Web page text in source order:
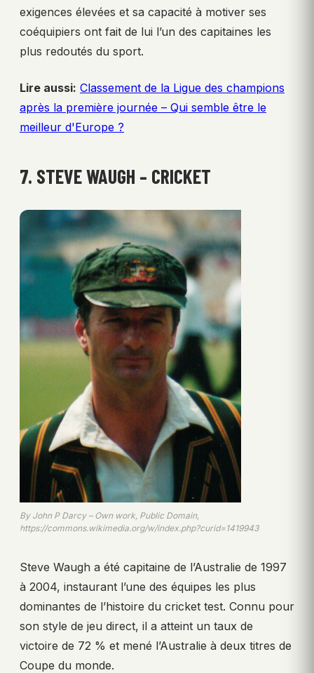
exigences élevées et sa capacité à motiver ses
coéquipiers ont fait de lui l’un des capitaines les
plus redoutés du sport.
Lire aussi: Classement de la Ligue des champions
après la première journée – Qui semble être le
meilleur d'Europe ?
7. STEVE WAUGH – CRICKET
By John P Darcy – Own work, Public Domain,
https://commons.wikimedia.org/w/index.php?curid=1419943
Steve Waugh a été capitaine de l’Australie de 1997
à 2004, instaurant l’une des équipes les plus
dominantes de l’histoire du cricket test. Connu pour
son style de jeu direct, il a atteint un taux de
victoire de 72 % et mené l’Australie à deux titres de
Coupe du monde.